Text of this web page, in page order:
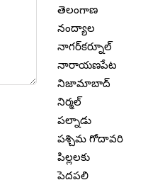
తెలంగాణ
నంద్యాల
నాగర్‌కర్నూల్
నారాయణపేట
నిజామాబాద్
నిర్మల్
పల్నాడు
పశ్చిమ గోదావరి
పిల్లలకు
పెద్దపల్లి